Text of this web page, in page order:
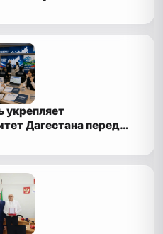
укрепляет
Дагестана перед